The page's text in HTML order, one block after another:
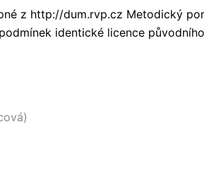
z http://dum.rvp.cz Metodický
identické licence